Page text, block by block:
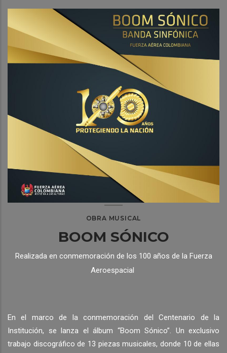
OBRA MUSICAL
BOOM SÓNICO
Realizada en conmemoración de los 100 años de la Fuerza
Aeroespacial
En el marco de la conmemoración del Centenario de la
Institución, se lanza el álbum “Boom Sónico”. Un exclusivo
trabajo discográfico de 13 piezas musicales, donde 10 de ellas